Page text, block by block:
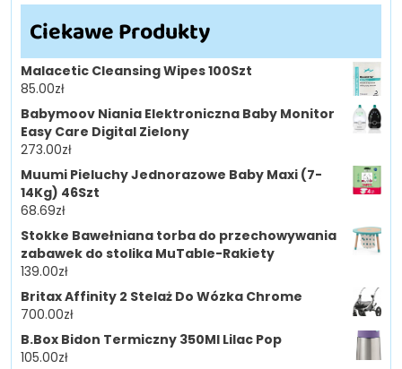
Ciekawe Produkty
Malacetic Cleansing Wipes 100Szt
85.00zł
Babymoov Niania Elektroniczna Baby Monitor
Easy Care Digital Zielony
273.00zł
Muumi Pieluchy Jednorazowe Baby Maxi (7-
14Kg) 46Szt
68.69zł
Stokke Bawełniana torba do przechowywania
zabawek do stolika MuTable-Rakiety
139.00zł
Britax Affinity 2 Stelaż Do Wózka Chrome
700.00zł
B.Box Bidon Termiczny 350Ml Lilac Pop
105.00zł